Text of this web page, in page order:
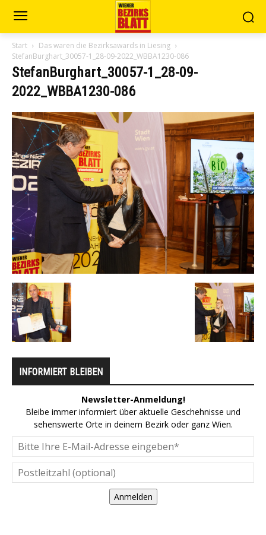
Start
Das waren die Bezirksawards in Liesing
StefanBurghart_30057-1_28-09-2022_WBBA1230-086
StefanBurghart_30057-1_28-09-
2022_WBBA1230-086
INFORMIERT BLEIBEN
Newsletter-Anmeldung!
Bleibe immer informiert über aktuelle Geschehnisse und
sehenswerte Orte in deinem Bezirk oder ganz Wien.
Anmelden